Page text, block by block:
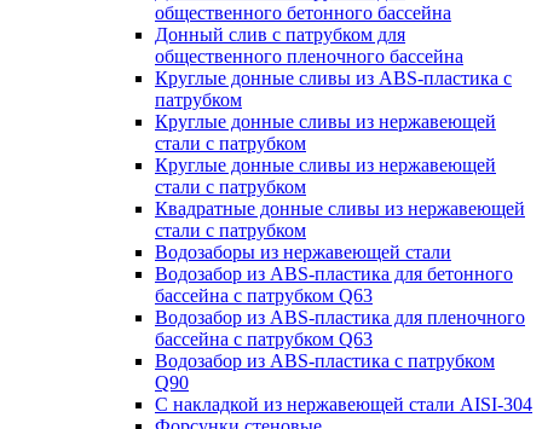
общественного бетонного бассейна
Донный слив с патрубком для
общественного пленочного бассейна
Круглые донные сливы из ABS-пластика с
патрубком
Круглые донные сливы из нержавеющей
стали с патрубком
Круглые донные сливы из нержавеющей
стали с патрубком
Квадратные донные сливы из нержавеющей
стали с патрубком
Водозаборы из нержавеющей стали
Водозабор из ABS-пластика для бетонного
бассейна с патрубком Q63
Водозабор из ABS-пластика для пленочного
бассейна с патрубком Q63
Водозабор из ABS-пластика с патрубком
Q90
С накладкой из нержавеющей стали AISI-304